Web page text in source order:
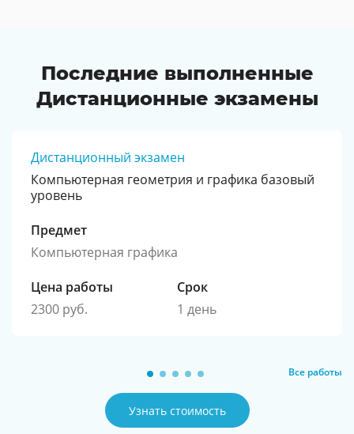
Последние выполненные
Дистанционные экзамены
Дистанционный экзамен
Компьютерная геометрия и графика базовый
уровень
Предмет
Компьютерная графика
Цена работы
2300 руб.
Срок
1 день
Все работы
Узнать стоимость